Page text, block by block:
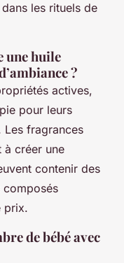
dans les rituels de
une huile
?
actives,
pour leurs
Les fragrances
à créer une
contenir des
composés
prix.
de bébé avec